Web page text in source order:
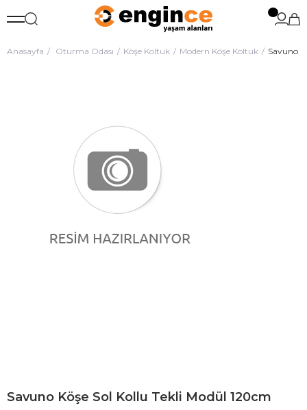
Anasayfa Oturma Odası Köşe Koltuk Modern Köşe Koltuk Savuno
Savuno Köşe Sol Kollu Tekli Modül 120cm